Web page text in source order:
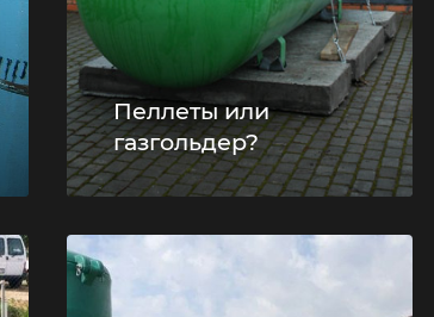
Пеллеты или
газгольдер?